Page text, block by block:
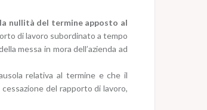
nullità del termine apposto al
di lavoro subordinato a tempo
messa in mora dell’azienda ad
relativa al termine e che il
del rapporto di lavoro,